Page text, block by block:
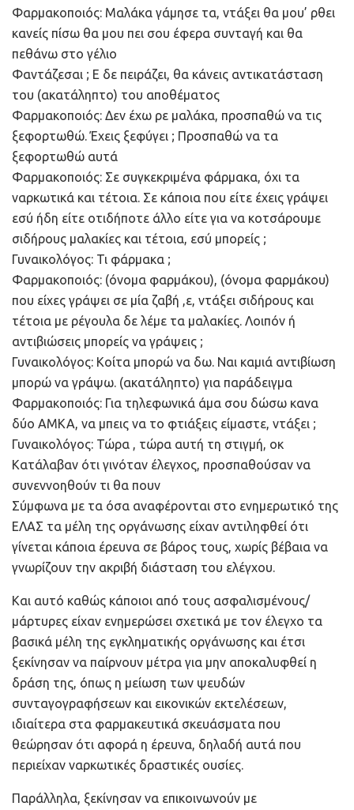
Φαρμακοποιός: Μαλάκα γάμησε τα, ντάξει θα μου’ ρθει
κανείς πίσω θα μου πει σου έφερα συνταγή και θα
πεθάνω στο γέλιο
Φαντάζεσαι ; Ε δε πειράζει, θα κάνεις αντικατάσταση
του (ακατάληπτο) του αποθέματος
Φαρμακοποιός: Δεν έχω ρε μαλάκα, προσπαθώ να τις
ξεφορτωθώ. Έχεις ξεφύγει ; Προσπαθώ να τα
ξεφορτωθώ αυτά
Φαρμακοποιός: Σε συγκεκριμένα φάρμακα, όχι τα
ναρκωτικά και τέτοια. Σε κάποια που είτε έχεις γράψει
εσύ ήδη είτε οτιδήποτε άλλο είτε για να κοτσάρουμε
σιδήρους μαλακίες και τέτοια, εσύ μπορείς ;
Γυναικολόγος: Τι φάρμακα ;
Φαρμακοποιός: (όνομα φαρμάκου), (όνομα φαρμάκου)
που είχες γράψει σε μία ζαβή ,ε, ντάξει σιδήρους και
τέτοια με ρέγουλα δε λέμε τα μαλακίες. Λοιπόν ή
αντιβιώσεις μπορείς να γράψεις ;
Γυναικολόγος: Κοίτα μπορώ να δω. Ναι καμιά αντιβίωση
μπορώ να γράψω. (ακατάληπτο) για παράδειγμα
Φαρμακοποιός: Για τηλεφωνικά άμα σου δώσω κανα
δύο ΑΜΚΑ, να μπεις να το φτιάξεις είμαστε, ντάξει ;
Γυναικολόγος: Τώρα , τώρα αυτή τη στιγμή, οκ
Κατάλαβαν ότι γινόταν έλεγχος, προσπαθούσαν να
συνεννοηθούν τι θα πουν
Σύμφωνα με τα όσα αναφέρονται στο ενημερωτικό της
ΕΛΑΣ τα μέλη της οργάνωσης είχαν αντιληφθεί ότι
γίνεται κάποια έρευνα σε βάρος τους, χωρίς βέβαια να
γνωρίζουν την ακριβή διάσταση του ελέγχου.
Και αυτό καθώς κάποιοι από τους ασφαλισμένους/
μάρτυρες είχαν ενημερώσει σχετικά με τον έλεγχο τα
βασικά μέλη της εγκληματικής οργάνωσης και έτσι
ξεκίνησαν να παίρνουν μέτρα για μην αποκαλυφθεί η
δράση της, όπως η μείωση των ψευδών
συνταγογραφήσεων και εικονικών εκτελέσεων,
ιδιαίτερα στα φαρμακευτικά σκευάσματα που
θεώρησαν ότι αφορά η έρευνα, δηλαδή αυτά που
περιείχαν ναρκωτικές δραστικές ουσίες.
Παράλληλα, ξεκίνησαν να επικοινωνούν με